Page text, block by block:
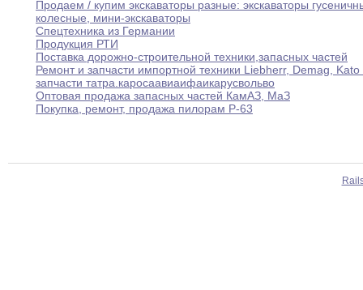
Продаем / купим экскаваторы разные: экскаваторы
колесные, мини-экскаваторы
Спецтехника из Германии
Продукция РТИ
Поставка дорожно-строительной техники,запасных частей
Ремонт и запчасти импортной техники Liebherr, Demag, Kato
запчасти татра.каросаавиаифаикарусвольво
Оптовая продажа запасных частей КамАЗ, МаЗ
Покупка, ремонт, продажа пилорам Р-63